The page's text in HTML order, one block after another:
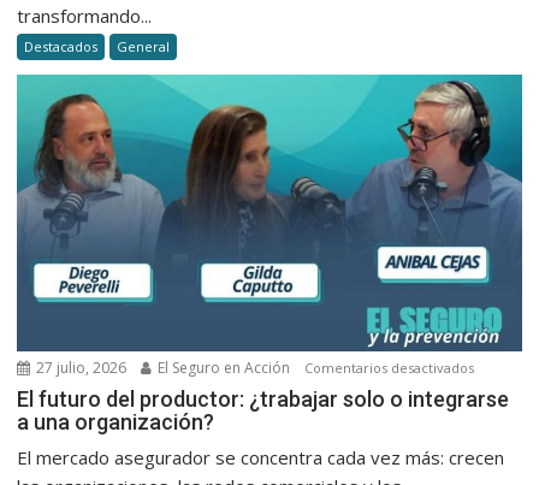
cobro
y
la
atención
al
cliente
seguros
transformando...
Destacados General
27 julio, 2026 El Seguro en Acción Comentarios desactivadosen
El
El futuro del productor: ¿trabajar solo o integrarse
a una organización?
El mercado asegurador se concentra cada vez más: crecen